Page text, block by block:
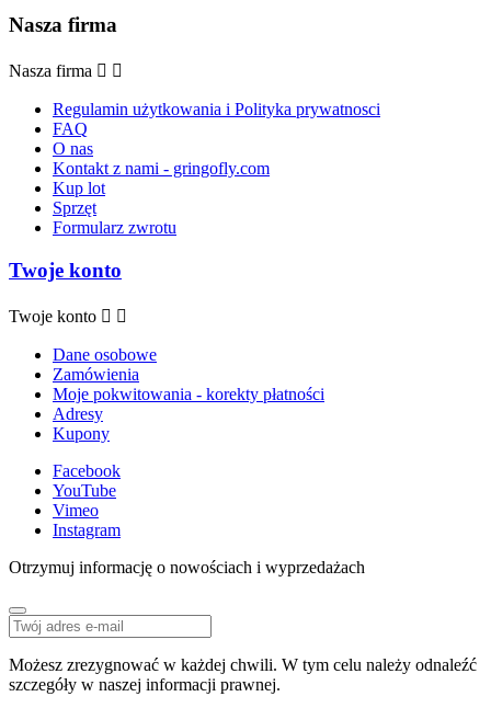
Nasza firma
Nasza firma  
Regulamin użytkowania i Polityka prywatnosci
FAQ
O nas
Kontakt z nami - gringofly.com
Kup lot
Sprzęt
Formularz zwrotu
Twoje konto
Twoje konto  
Dane osobowe
Zamówienia
Moje pokwitowania - korekty płatności
Adresy
Kupony
Facebook
YouTube
Vimeo
Instagram
Otrzymuj informację o nowościach i wyprzedażach
Możesz zrezygnować w każdej chwili. W tym celu należy odnaleźć
szczegóły w naszej informacji prawnej.